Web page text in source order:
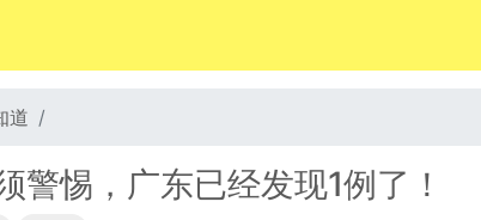
道
警惕，广东已经发现1例了！